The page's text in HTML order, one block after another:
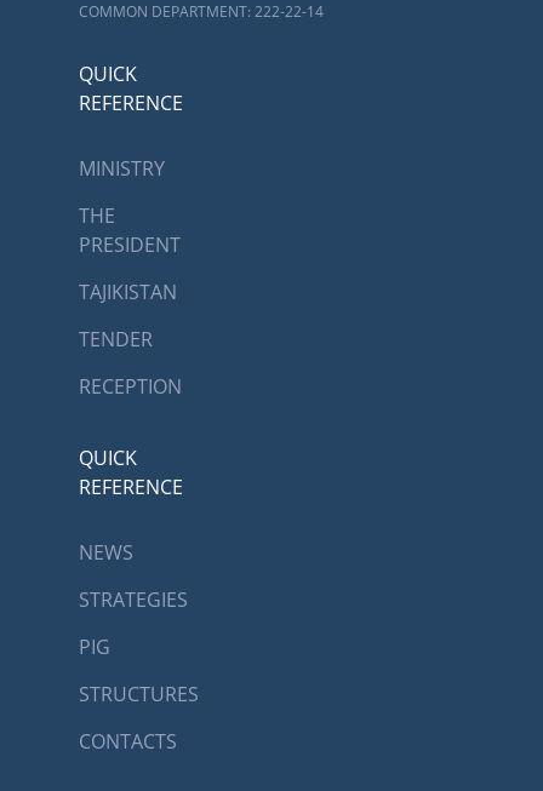
COMMON DEPARTMENT: 222-22-14
QUICK
REFERENCE
MINISTRY
THE
PRESIDENT
TAJIKISTAN
TENDER
RECEPTION
QUICK
REFERENCE
NEWS
STRATEGIES
PIG
STRUCTURES
CONTACTS